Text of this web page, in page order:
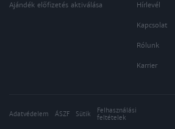
Ajándék előfizetés aktiválása Hírlevél
Kapcsolat
Rólunk
Karrier
Adatvédelem ÁSZF Sütik
Felhasználási
feltételek